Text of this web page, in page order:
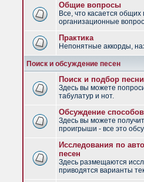
Общие вопросы
Все, что касается
организационные
Практика
Непонятные аккорды,
Поиск и обсуждение песен
Поиск и подбор песни
Здесь вы можете
табулатур и нот.
Обсуждение
Здесь вы можете
проигрыши - все это
Исследования по
песен
Здесь размещаются
приводятся варианты